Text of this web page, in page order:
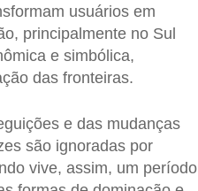
usuários em
principalmente no Sul
e simbólica,
das fronteiras.
e das mudanças
são ignoradas por
vive, assim, um período